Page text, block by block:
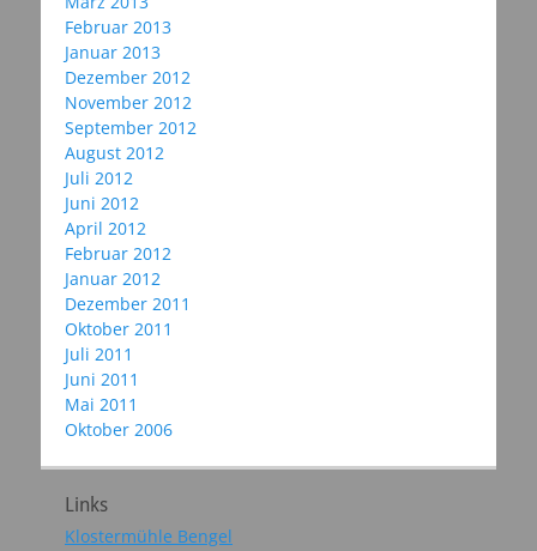
Februar 2013
Januar 2013
Dezember 2012
November 2012
September 2012
August 2012
Juli 2012
Juni 2012
April 2012
Februar 2012
Januar 2012
Dezember 2011
Oktober 2011
Juli 2011
Juni 2011
Mai 2011
Oktober 2006
Links
Klostermühle Bengel